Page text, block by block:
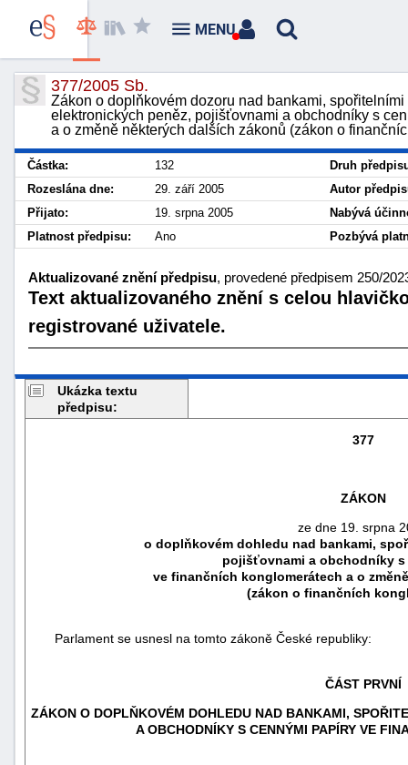
377/2005 Sb.
Zákon o doplňkovém dozoru nad bankami,
elektronických peněz, pojišťovnami a obchodníky s
a o změně některých dalších zákonů (zákon o
Částka: 132
Druh
Rozeslána dne:
29. září 2005
Autor
Přijato:
19. srpna 2005
Nabývá
Platnost předpisu:
Ano Pozbývá
Aktualizované znění předpisu, provedené předpisem 250/
Text aktualizovaného znění s celou
registrované uživatele.
Ukázka textu
předpisu:
377
ZÁKON
ze dne 19. srpna
o doplňkovém dohledu nad bankami,
pojišťovnami a obchodníky s
ve finančních konglomerátech a o
(zákon o finančních
Parlament se usnesl na tomto zákoně České republiky:
ČÁST PRVNÍ
ZÁKON O DOPLŇKOVÉM DOHLEDU NAD BANKAMI,
A OBCHODNÍKY S CENNÝMI PAPÍRY VE
MENU
škody